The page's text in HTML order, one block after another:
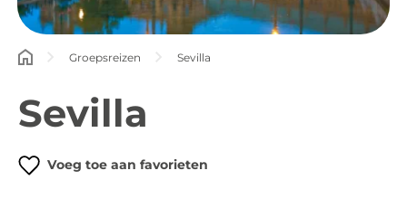
Groepsreizen Sevilla
Sevilla
Voeg toe aan favorieten